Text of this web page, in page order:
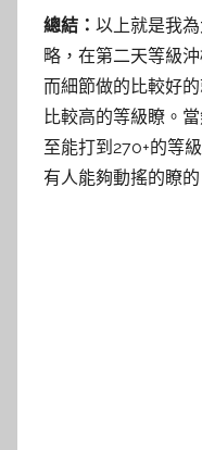
總結： 以上就是我
略，在第二天等級
而細節做的比較好
比較高的等級瞭。
至能打到270+的等
有人能夠動搖的瞭的